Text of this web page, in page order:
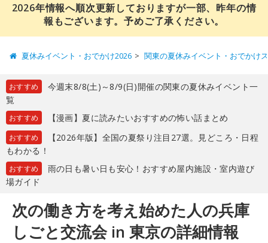
2026年情報へ順次更新しておりますが一部、昨年の情
報もございます。予めご了承ください。
夏休みイベント・おでかけ2026 関東の夏休みイベント・おでかけ
おすすめ
今週末8/8(土)～8/9(日)開催の関東の夏休みイベント一
覧
おすすめ 【漫画】夏に読みたいおすすめの怖い話まとめ
おすすめ
【2026年版】全国の夏祭り注目27選。見どころ・日程
もわかる！
おすすめ
雨の日も暑い日も安心！おすすめ屋内施設・室内遊び
場ガイド
次の働き方を考え始めた人の兵庫
しごと交流会 in 東京の詳細情報